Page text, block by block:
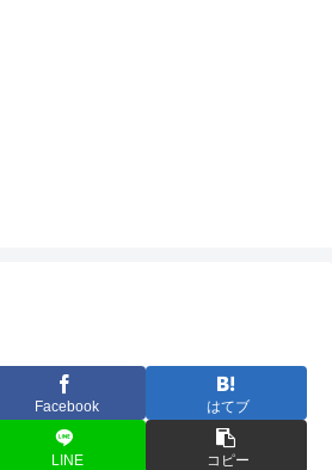
Facebook はてブ
LINE コピー